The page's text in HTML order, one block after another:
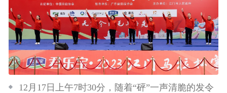
12月17日上午7时30分，随着“砰”一声清脆的发令